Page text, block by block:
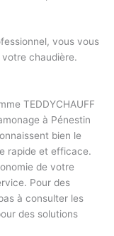
vous vous
chaudière.
TEDDYCHAUFF
à Pénestin
bien le
rapide et efficace.
de votre
Pour des
à consulter les
des solutions